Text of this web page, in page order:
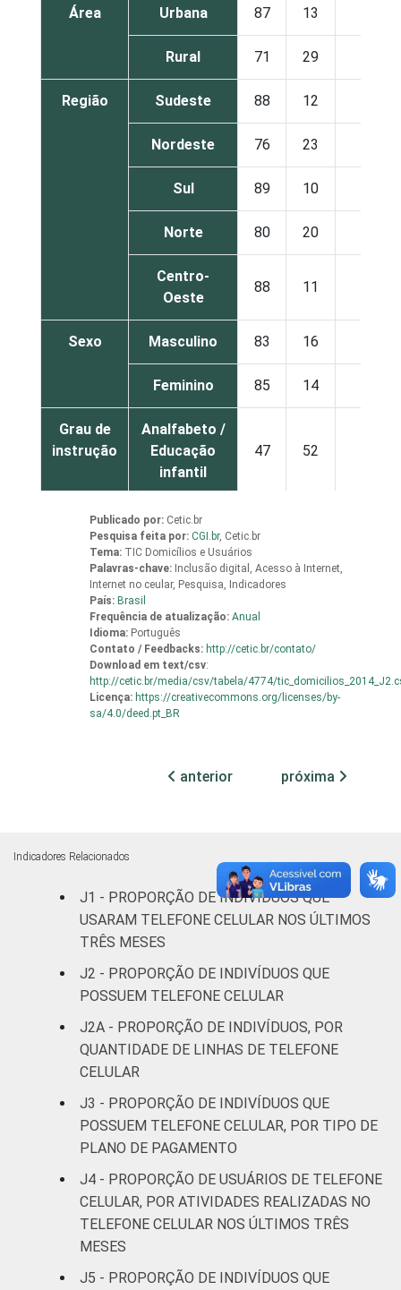
Área Urbana 87 13
Rural 71 29
Região Sudeste 88 12
Nordeste 76 23
Sul 89 10
Norte 80 20
Centro-
Oeste
88 11
Sexo Masculino 83 16
Feminino 85 14
Grau de
instrução
Analfabeto /
Educação
infantil
47 52
Fundamental
Médio 96 4
Faixa
etária
De 10 a 15
anos
71 28
De 16 a 24
De 25 a 34
De 45 a 59
anos
85 14
60 anos ou
mais
35
Renda
familiar
Até 1 SM 68 31
SM até 2 SM
82 17
Mais de 2
SM até 3 SM
Mais de 3
95 5
Mais de 5
Publicado por: Cetic.br
Pesquisa feita por: CGI.br, Cetic.br
Tema: TIC Domicílios e Usuários
Palavras-chave: Inclusão digital, Acesso à Internet,
Internet no ceular, Pesquisa, Indicadores
País: Brasil
Frequência de atualização: Anual
Idioma: Português
Contato / Feedbacks: http://cetic.br/contato/
Download em text/csv:
http://cetic.br/media/csv/tabela/4774/
Licença: https://creativecommons.org/licenses/by-
sa/4.0/deed.pt_BR
anterior próxima
Indicadores Relacionados
J1 - PROPORÇÃO DE INDIVÍDUOS QUE
USARAM TELEFONE CELULAR NOS ÚLTIMOS
TRÊS MESES
J2 - PROPORÇÃO DE INDIVÍDUOS QUE
POSSUEM TELEFONE CELULAR
J2A - PROPORÇÃO DE INDIVÍDUOS, POR
QUANTIDADE DE LINHAS DE TELEFONE
CELULAR
J3 - PROPORÇÃO DE INDIVÍDUOS QUE
POSSUEM TELEFONE CELULAR, POR TIPO DE
PLANO DE PAGAMENTO
J4 - PROPORÇÃO DE USUÁRIOS DE TELEFONE
CELULAR, POR ATIVIDADES REALIZADAS NO
TELEFONE CELULAR NOS ÚLTIMOS TRÊS
MESES
J5 - PROPORÇÃO DE INDIVÍDUOS QUE